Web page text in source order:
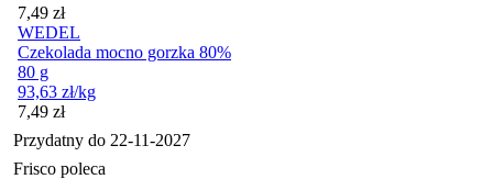
Cena
7,49 zł
WEDEL
Czekolada mocno gorzka 80%
80 g
93,63 zł/kg
Cena
7,49 zł
Przydatny do 22-11-2027
Frisco poleca